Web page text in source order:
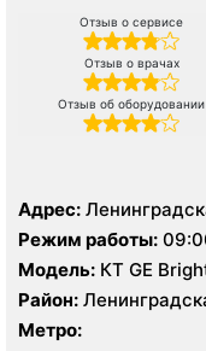
Отзыв о сервисе
Отзыв о врачах
Отзыв об оборудовании
Адрес:
Ленинградское д. 7
Режим работы:
Модель: КТ GE
Район:
Метро: